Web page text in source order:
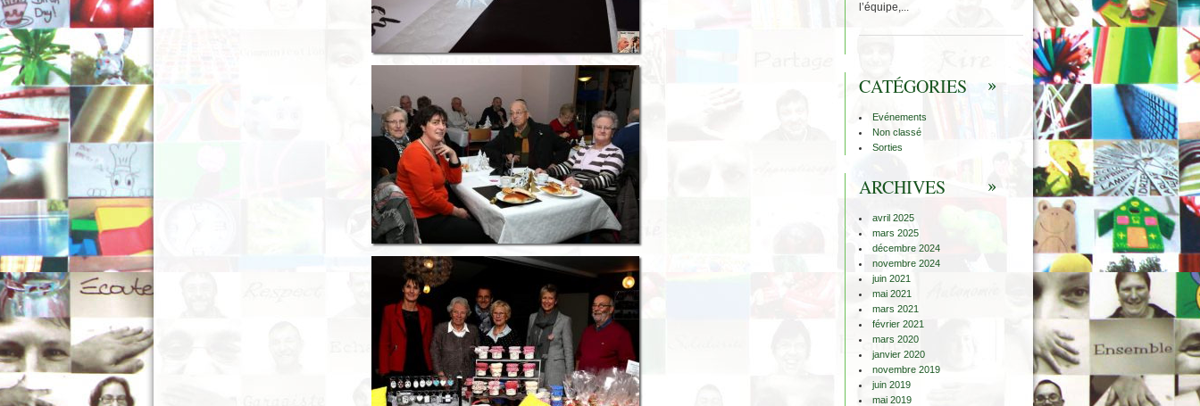
l’équipe,...
CATÉGORIES
Evénements
Non classé
Sorties
ARCHIVES
avril 2025
mars 2025
décembre 2024
novembre 2024
juin 2021
mai 2021
mars 2021
février 2021
mars 2020
janvier 2020
novembre 2019
juin 2019
mai 2019